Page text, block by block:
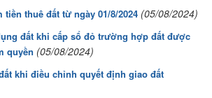
thuê đất từ ngày 01/8/2024 (05/08/2024)
đất khi cấp sổ đỏ trường hợp đất được
quyền (05/08/2024)
khi điều chỉnh quyết định giao đất